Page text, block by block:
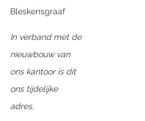
Bleskensgraaf
In verband met de
nieuwbouw van
ons kantoor is dit
ons tijdelijke
adres.